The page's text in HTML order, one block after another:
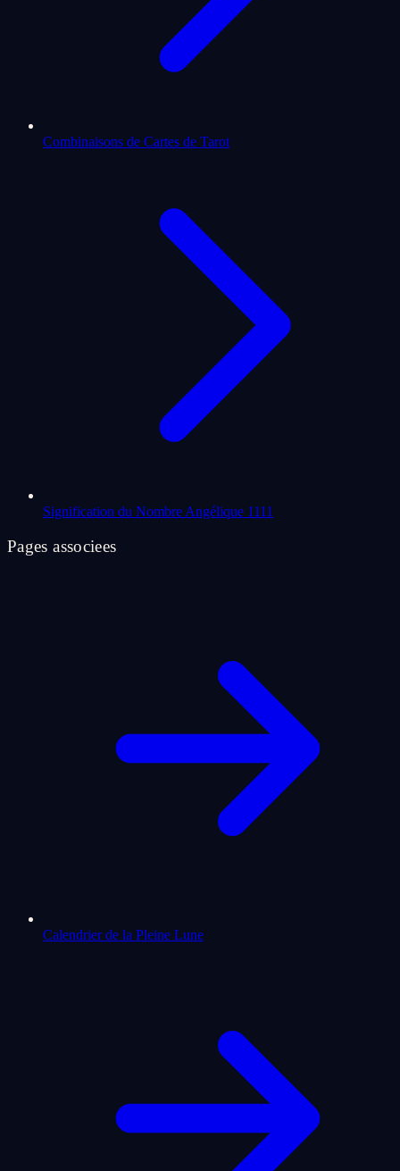
Combinaisons de Cartes de Tarot
Signification du Nombre Angélique 1111
Pages associees
Calendrier de la Pleine Lune